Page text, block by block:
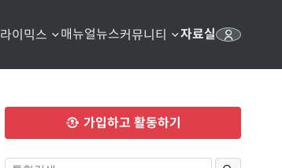
라이믹스 매뉴얼뉴스커뮤니티 자료실
가입하고 활동하기